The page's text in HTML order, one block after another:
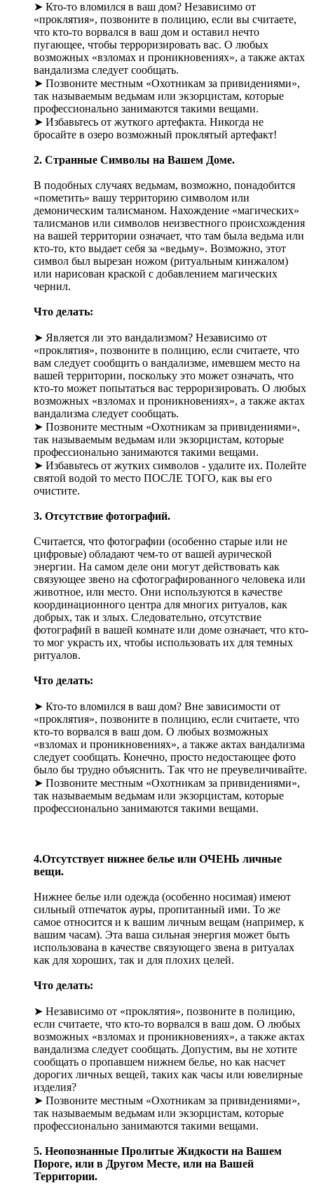
➤ Кто-то вломился в ваш дом? Независимо от
«проклятия», позвоните в полицию, если вы считаете,
что кто-то ворвался в ваш дом и оставил нечто
пугающее, чтобы терроризировать вас. О любых
возможных «взломах и проникновениях», а также актах
вандализма следует сообщать.
➤ Позвоните местным «Охотникам за привидениями»,
так называемым ведьмам или экзорцистам, которые
профессионально занимаются такими вещами.
➤ Избавьтесь от жуткого артефакта. Никогда не
бросайте в озеро возможный проклятый артефакт!
2. Странные Символы на Вашем Доме.
В подобных случаях ведьмам, возможно, понадобится
«пометить» вашу территорию символом или
демоническим талисманом. Нахождение «магических»
талисманов или символов неизвестного происхождения
на вашей территории означает, что там была ведьма или
кто-то, кто выдает себя за «ведьму». Возможно, этот
символ был вырезан ножом (ритуальным кинжалом)
или нарисован краской с добавлением магических
чернил.
Что делать:
➤ Является ли это вандализмом? Независимо от
«проклятия», позвоните в полицию, если считаете, что
вам следует сообщить о вандализме, имевшем место на
вашей территории, поскольку это может означать, что
кто-то может попытаться вас терроризировать. О любых
возможных «взломах и проникновениях», а также актах
вандализма следует сообщать.
➤ Позвоните местным «Охотникам за привидениями»,
так называемым ведьмам или экзорцистам, которые
профессионально занимаются такими вещами.
➤ Избавьтесь от жутких символов - удалите их. Полейте
святой водой то место ПОСЛЕ ТОГО, как вы его
очистите.
3. Отсутствие фотографий.
Считается, что фотографии (особенно старые или не
цифровые) обладают чем-то от вашей аурической
энергии. На самом деле они могут действовать как
связующее звено на сфотографированного человека или
животное, или место. Они используются в качестве
координационного центра для многих ритуалов, как
добрых, так и злых. Следовательно, отсутствие
фотографий в вашей комнате или доме означает, что кто-
то мог украсть их, чтобы использовать их для темных
ритуалов.
Что делать:
➤ Кто-то вломился в ваш дом? Вне зависимости от
«проклятия», позвоните в полицию, если считаете, что
кто-то ворвался в ваш дом. О любых возможных
«взломах и проникновениях», а также актах вандализма
следует сообщать. Конечно, просто недостающее фото
было бы трудно объяснить. Так что не преувеличивайте.
➤ Позвоните местным «Охотникам за привидениями»,
так называемым ведьмам или экзорцистам, которые
профессионально занимаются такими вещами.
4.Отсутствует нижнее белье или ОЧЕНЬ личные
вещи.
Нижнее белье или одежда (особенно носимая) имеют
сильный отпечаток ауры, пропитанный ими. То же
самое относится и к вашим личным вещам (например, к
вашим часам). Эта ваша сильная энергия может быть
использована в качестве связующего звена в ритуалах
как для хороших, так и для плохих целей.
Что делать:
➤ Независимо от «проклятия», позвоните в полицию,
если считаете, что кто-то ворвался в ваш дом. О любых
возможных «взломах и проникновениях», а также актах
вандализма следует сообщать. Допустим, вы не хотите
сообщать о пропавшем нижнем белье, но как насчет
дорогих личных вещей, таких как часы или ювелирные
изделия?
➤ Позвоните местным «Охотникам за привидениями»,
так называемым ведьмам или экзорцистам, которые
профессионально занимаются такими вещами.
5. Неопознанные Пролитые Жидкости на Вашем
Пороге, или в Другом Месте, или на Вашей
Территории.